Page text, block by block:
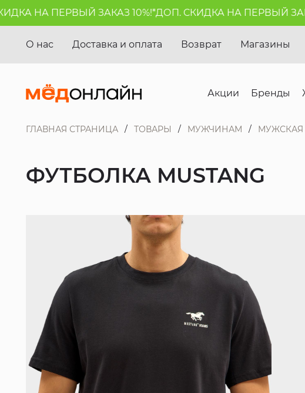
НА ПЕРВЫЙ ЗАКАЗ 10%!*ДОП. СКИДКА НА ПЕРВЫЙ ЗАКАЗ
О нас Доставка и оплата Возврат Магазины
Акции Бренды
ГЛАВНАЯ СТРАНИЦА ТОВАРЫ МУЖЧИНАМ
ФУТБОЛКА MUSTANG